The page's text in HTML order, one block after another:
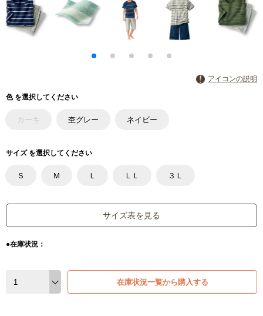
アイコンの説明
色 を選択してください
カーキ 杢グレー ネイビー
サイズ を選択してください
Ｓ Ｍ Ｌ ＬＬ ３Ｌ
サイズ表を見る
●在庫状況：
在庫状況一覧から購入する